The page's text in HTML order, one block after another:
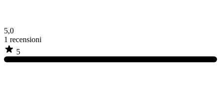
5,0
1 recensioni
5